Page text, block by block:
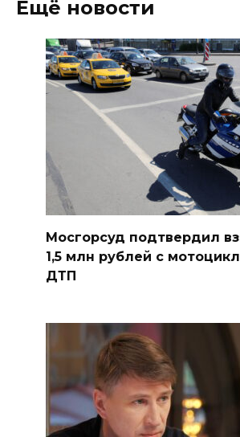
Ещё новости
Мосгорсуд подтвердил
1,5 млн рублей с
ДТП